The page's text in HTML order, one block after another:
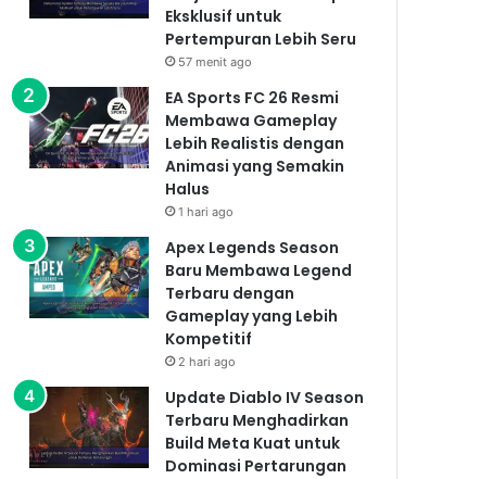
Eksklusif untuk
Pertempuran Lebih Seru
57 menit ago
EA Sports FC 26 Resmi
Membawa Gameplay
Lebih Realistis dengan
Animasi yang Semakin
Halus
1 hari ago
Apex Legends Season
Baru Membawa Legend
Terbaru dengan
Gameplay yang Lebih
Kompetitif
2 hari ago
Update Diablo IV Season
Terbaru Menghadirkan
Build Meta Kuat untuk
Dominasi Pertarungan